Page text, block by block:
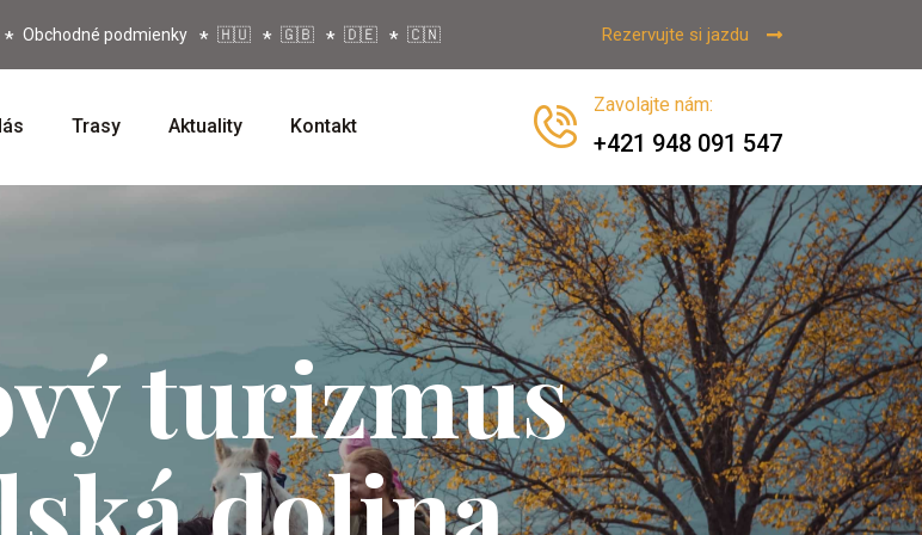
Obchodné podmienky 🇭🇺 🇬🇧 🇩🇪 🇨🇳 Rezervujte si jazdu
Trasy Aktuality Kontakt
Zavolajte nám:
+421 948 091 547
turizmus